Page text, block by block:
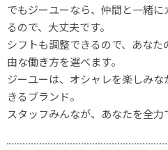
でもジーユーなら、仲間と一緒
るので、大丈夫です。
シフトも調整できるので、あな
由な働き方を選べます。
ジーユーは、オシャレを楽しみ
きるブランド。
スタッフみんなが、あなたを全力